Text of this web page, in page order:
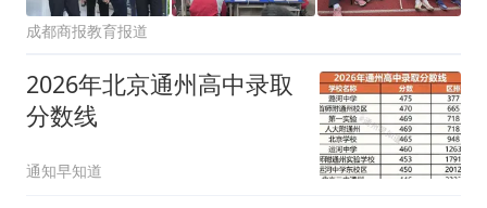
成都商报教育报道
2026年北京通州高中录取
分数线
通知早知道